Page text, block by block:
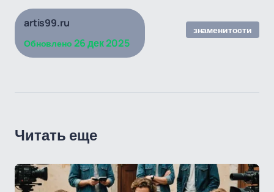
artis99.ru
Обновлено 26 дек 2025
знаменитости
Читать еще